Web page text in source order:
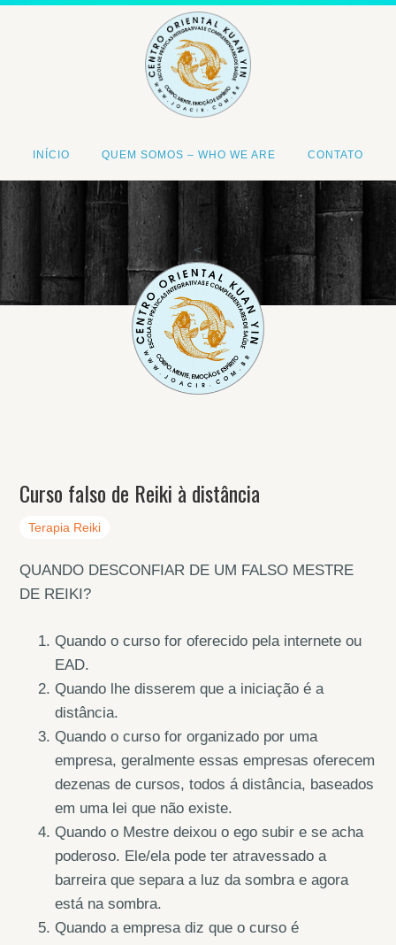
INÍCIO QUEM SOMOS – WHO WE ARE CONTATO
<
Curso falso de Reiki à distância
Terapia Reiki
QUANDO DESCONFIAR DE UM FALSO MESTRE
DE REIKI?
Quando o curso for oferecido pela internete ou
EAD.
Quando lhe disserem que a iniciação é a
distância.
Quando o curso for organizado por uma
empresa, geralmente essas empresas oferecem
dezenas de cursos, todos á distância, baseados
em uma lei que não existe.
Quando o Mestre deixou o ego subir e se acha
poderoso. Ele/ela pode ter atravessado a
barreira que separa a luz da sombra e agora
está na sombra.
Quando a empresa diz que o curso é